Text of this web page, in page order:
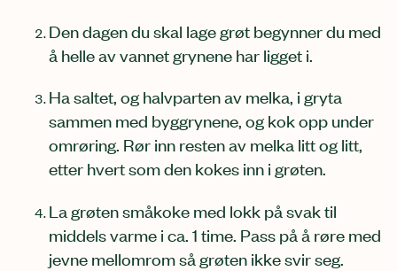
Den dagen du skal lage grøt begynner du med
å helle av vannet grynene har ligget i.
Ha saltet, og halvparten av melka, i gryta
sammen med byggrynene, og kok opp under
omrøring. Rør inn resten av melka litt og litt,
etter hvert som den kokes inn i grøten.
La grøten småkoke med lokk på svak til
middels varme i ca. 1 time. Pass på å røre med
jevne mellomrom så grøten ikke svir seg.